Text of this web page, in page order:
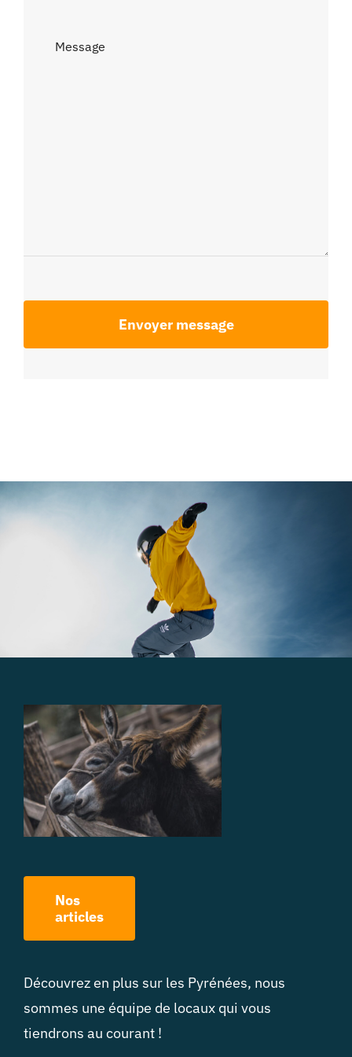
Confidentialité
Envoyer message
Nos
articles
Découvrez en plus sur les Pyrénées, nous
sommes une équipe de locaux qui vous
tiendrons au courant !